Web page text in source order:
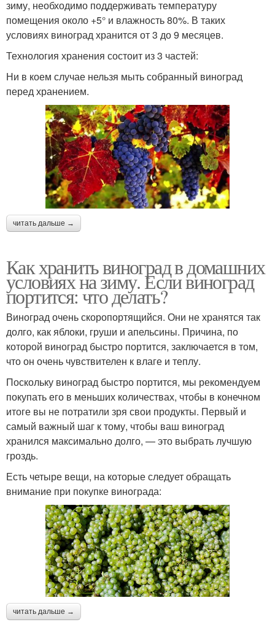
зиму, необходимо поддерживать температуру
помещения около +5° и влажность 80%. В таких
условиях виноград хранится от 3 до 9 месяцев.
Технология хранения состоит из 3 частей:
Ни в коем случае нельзя мыть собранный виноград
перед хранением.
читать дальше →
Как хранить виноград в домашних
условиях на зиму. Если виноград
портится: что делать?
Виноград очень скоропортящийся. Они не хранятся так
долго, как яблоки, груши и апельсины. Причина, по
которой виноград быстро портится, заключается в том,
что он очень чувствителен к влаге и теплу.
Поскольку виноград быстро портится, мы рекомендуем
покупать его в меньших количествах, чтобы в конечном
итоге вы не потратили зря свои продукты. Первый и
самый важный шаг к тому, чтобы ваш виноград
хранился максимально долго, — это выбрать лучшую
гроздь.
Есть четыре вещи, на которые следует обращать
внимание при покупке винограда:
читать дальше →